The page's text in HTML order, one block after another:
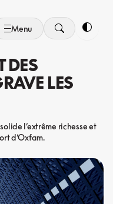
Menu
DES
LES
l’extrême richesse et
d’Oxfam.